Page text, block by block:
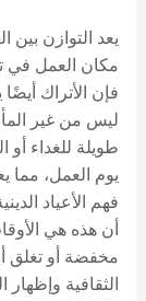
يعد التوازن
مكان العمل في
فإن الأتراك
ليس من غير
طويلة للغداء
يوم العمل، مما
فهم الأعياد
أن هذه هي
مخفضة أو تغلق
الثقافية وإظهار